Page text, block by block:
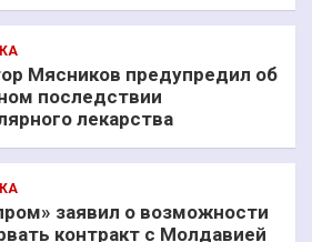
Мясников предупредил об
последствии
лекарства
заявил о возможности
контракт с Молдавией